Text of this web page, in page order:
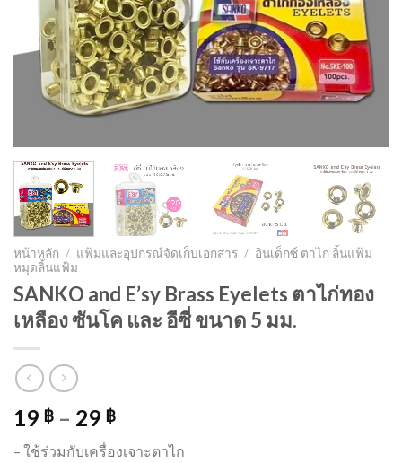
หน้าหลัก / แฟ้มและอุปกรณ์จัดเก็บเอกสาร / อินเด็กซ์ ตาไก่ ลิ้นแฟ้ม
หมุดลิ้นแฟ้ม
SANKO and E’sy Brass Eyelets ตาไก่ทอง
เหลือง ซันโค และ อีซี่ ขนาด 5 มม.
19 ฿ – 29 ฿
– ใช้ร่วมกับเครื่องเจาะตาไก